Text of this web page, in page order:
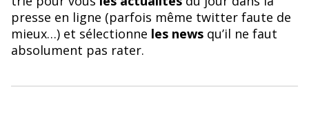
b
o
o
k
sk
y
presse en ligne (parfois même twitter faute de
mieux…) et sélectionne les newsqu’il ne faut
absolument pas rater.